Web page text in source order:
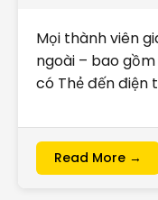
Mọi thành viên
ngoài – bao
có Thẻ đến điện
Read More →